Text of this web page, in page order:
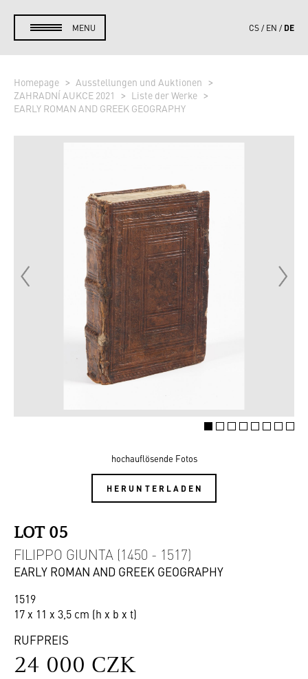
MENU CS EN DE
Homepage
Ausstellungen und Auktionen
ZAHRADNÍ AUKCE 2021
Liste der Werke
EARLY ROMAN AND GREEK GEOGRAPHY
hochauflösende Fotos
HERUNTERLADEN
LOT 05
FILIPPO GIUNTA (1450 - 1517)
EARLY ROMAN AND GREEK GEOGRAPHY
1519
17 x 11 x 3,5 cm (h x b x t)
RUFPREIS
24 000 CZK